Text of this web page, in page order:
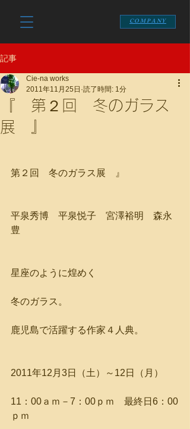
COMPANY
記事
『 第２回 冬のガラス
展 』
Cie-na works
2011年11月25日 読了時間: 1分
第２回　冬のガラス展　』
平泉秀博　平泉悦子　宮澤裕明　森永
豊
星座のように煌めく
冬のガラス。
鹿児島で活躍する作家４人典。
2011年12月3日（土）～12日（月）
11：00ａｍ－7：00ｐｍ　最終日6：00
ｐｍ